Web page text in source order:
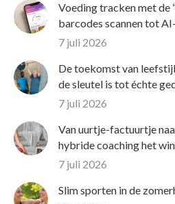
Voeding tracken met de
barcodes scannen tot
7 juli 2026
De toekomst van
de sleutel is tot échte
7 juli 2026
Van uurtje-factuurtje
hybride coaching het
7 juli 2026
Slim sporten in de